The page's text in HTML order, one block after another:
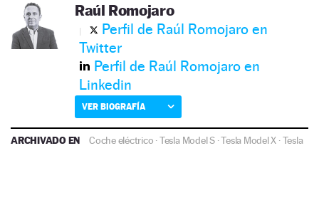
Raúl Romojaro
Perfil de Raúl Romojaro en
Twitter
Perfil de Raúl Romojaro en
Linkedin
VER BIOGRAFÍA
ARCHIVADO EN Coche eléctrico ·Tesla Model S·Tesla Model X ·Tesla